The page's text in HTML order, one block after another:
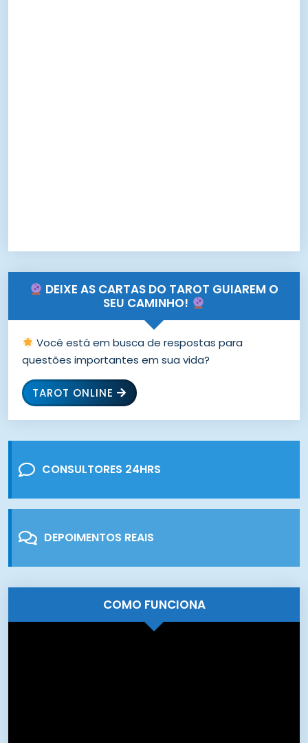
DEIXE AS CARTAS DO TAROT GUIAREM O
SEU CAMINHO!
Você está em busca de respostas para
questões importantes em sua vida?
TAROT ONLINE
CONSULTORES 24HRS
DEPOIMENTOS REAIS
COMO FUNCIONA